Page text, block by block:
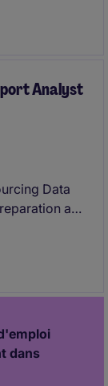
end
cost
Analyst
Data
and
support
dans